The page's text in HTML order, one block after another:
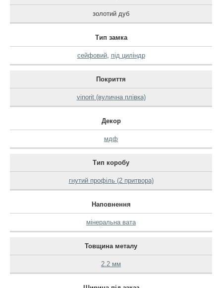
золотий дуб
Тип замка
сейфовий, під циліндр
Покриття
vinorit (вулична плівка)
Декор
мдф
Тип коробу
гнутий профіль (2 притвора)
Наповнення
мінеральна вата
Товщина металу
2.2 мм